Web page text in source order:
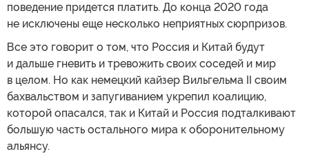
поведение придется платить. До конца 2020 года
не исключены еще несколько неприятных сюрпризов.
Все это говорит о том, что Россия и Китай будут
и дальше гневить и тревожить своих соседей и мир
в целом. Но как немецкий кайзер Вильгельма II своим
бахвальством и запугиванием укрепил коалицию,
которой опасался, так и Китай и Россия подталкивают
большую часть остального мира к оборонительному
альянсу.